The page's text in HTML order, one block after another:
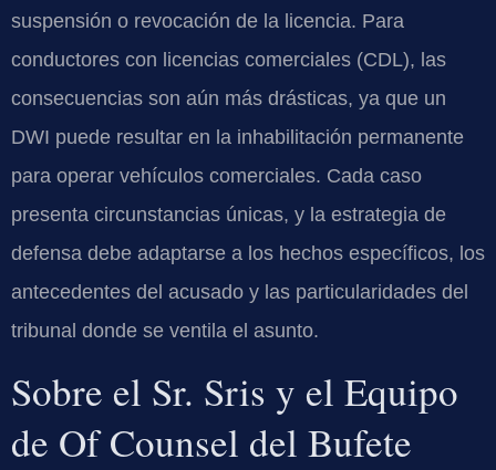
suspensión o revocación de la licencia. Para
conductores con licencias comerciales (CDL), las
consecuencias son aún más drásticas, ya que un
DWI puede resultar en la inhabilitación permanente
para operar vehículos comerciales. Cada caso
presenta circunstancias únicas, y la estrategia de
defensa debe adaptarse a los hechos específicos, los
antecedentes del acusado y las particularidades del
tribunal donde se ventila el asunto.
Sobre el Sr. Sris y el Equipo
de Of Counsel del Bufete